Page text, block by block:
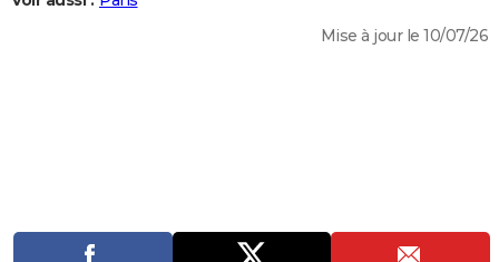
Dictionnaire
Biographies
Expressions
Proverbes
PROGRAMME TV
Mise à jour le 10/07/26